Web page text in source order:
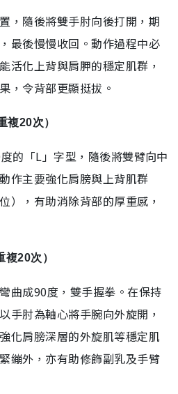
，隨後將雙手肘向後打開，期
最後慢慢收回。動作過程中必
活化上背與肩胛的穩定肌群，
，令背部更顯挺拔。
複20次）
的「L」字型，隨後將雙臂向中
作主要強化肩膀與上背肌群
），有助消除背部的厚重感，
20次）
曲成90度，雙手握拳。在保持
手肘為軸心將手腕向外旋開，
化肩膀深層的外旋肌等穩定肌
繃外，亦有助修飾副乳及手臂